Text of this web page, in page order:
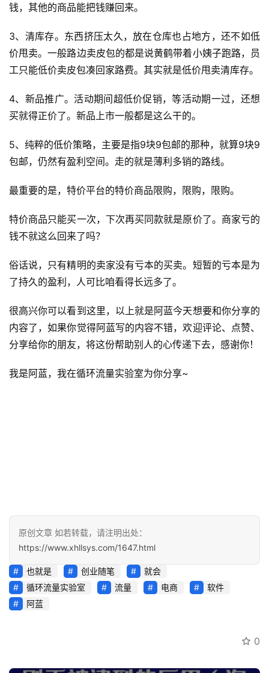
钱，其他的商品能把钱赚回来。
3、清库存。东西挤压太久，放在仓库也占地方，还不如低
价甩卖。一般路边卖皮包的都是说黄鹤带着小姨子跑路，员
工只能低价卖皮包凑回家路费。其实就是低价甩卖清库存。
4、新品推广。活动期间超低价促销，等活动期一过，还想
买就得正价了。新品上市一般都是这么干的。
5、纯粹的低价策略，主要是指9块9包邮的那种，就算9块9
包邮，仍然有盈利空间。走的就是薄利多销的路线。
最重要的是，特价平台的特价商品限购，限购，限购。
特价商品只能买一次，下次再买同款就是原价了。商家亏的
钱不就这么回来了吗？
俗话说，只有精明的卖家没有亏本的买卖。短暂的亏本是为
了持久的盈利，人可比咱看得长远多了。
很高兴你可以看到这里，以上就是阿蓝今天想要和你分享的
内容了，如果你觉得阿蓝写的内容不错，欢迎评论、点赞、
分享给你的朋友，将这份帮助别人的心传递下去，感谢你！
我是阿蓝，我在循环流量实验室为你分享~
原创文章 如若转载，请注明出处：
https://www.xhllsys.com/1647.html
也就是 创业随笔
就会
循环流量实验室
流量 电商
软件
阿蓝
0